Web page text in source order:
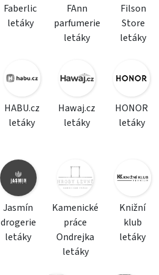
Faberlic
letáky
FAnn
parfumerie
letáky
Filson
Store
letáky
HABU.cz
letáky
Hawaj.cz
letáky
HONOR
letáky
Jasmín
drogerie
letáky
Kamenické
práce
Ondrejka
letáky
Knižní
klub
letáky